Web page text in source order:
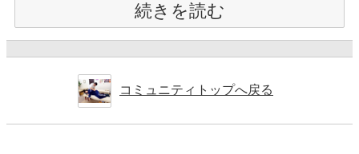
続きを読む
コミュニティトップへ戻る